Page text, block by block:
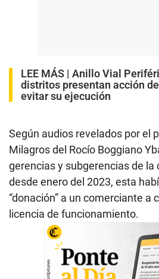
LEE MÁS | Anillo Vial
distritos presentan acción
evitar su ejecución
Según audios revelados por el
Milagros del Rocío Boggiano
gerencias y subgerencias de la
desde enero del 2023, esta
“donación” a un comerciante a
licencia de funcionamiento.